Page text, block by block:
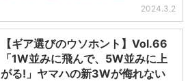
2024.3.2
【ギア選びのウソホント】Vol.66
「1W並みに飛んで、5W並みに上
がる!」ヤマハの新3Wが侮れない